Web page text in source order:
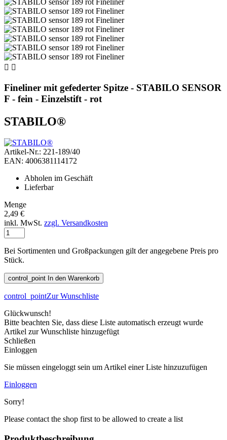
 
Fineliner mit gefederter Spitze - STABILO SENSOR
F - fein - Einzelstift - rot
STABILO®
Artikel-Nr.: 221-189/40
EAN: 4006381114172
Abholen im Geschäft
Lieferbar
Menge
2,49 €
inkl. MwSt. zzgl. Versandkosten
Bei Sortimenten und Großpackungen gilt der angegebene Preis pro
Stück.
control_point In den Warenkorb
control_pointZur Wunschliste
Glückwunsch!
Bitte beachten Sie, dass diese Liste automatisch erzeugt wurde
Artikel zur Wunschliste hinzugefügt
Schließen
Einloggen
Sie müssen eingeloggt sein um Artikel einer Liste hinzuzufügen
Einloggen
Sorry!
Please contact the shop first to be allowed to create a list